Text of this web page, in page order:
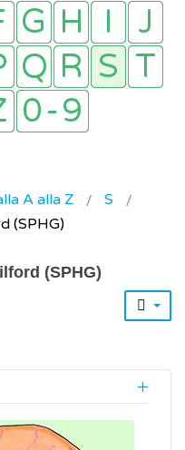
A alla Z
S
(SPHG)
(SPHG)